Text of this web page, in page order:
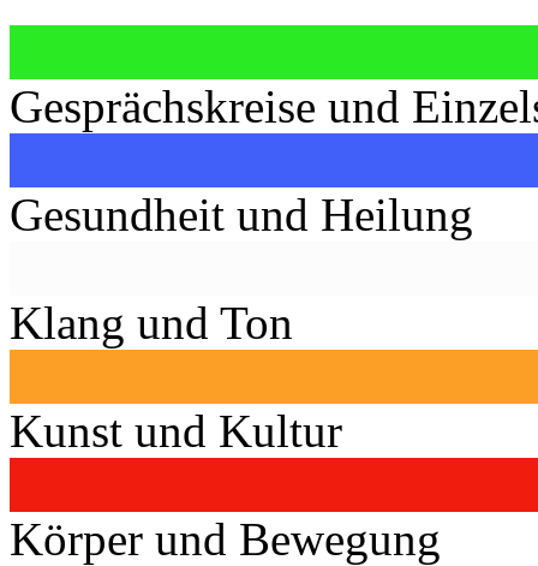
Gesprächskreise und
Gesundheit und Heilung
Klang und Ton
Kunst und Kultur
Körper und Bewegung